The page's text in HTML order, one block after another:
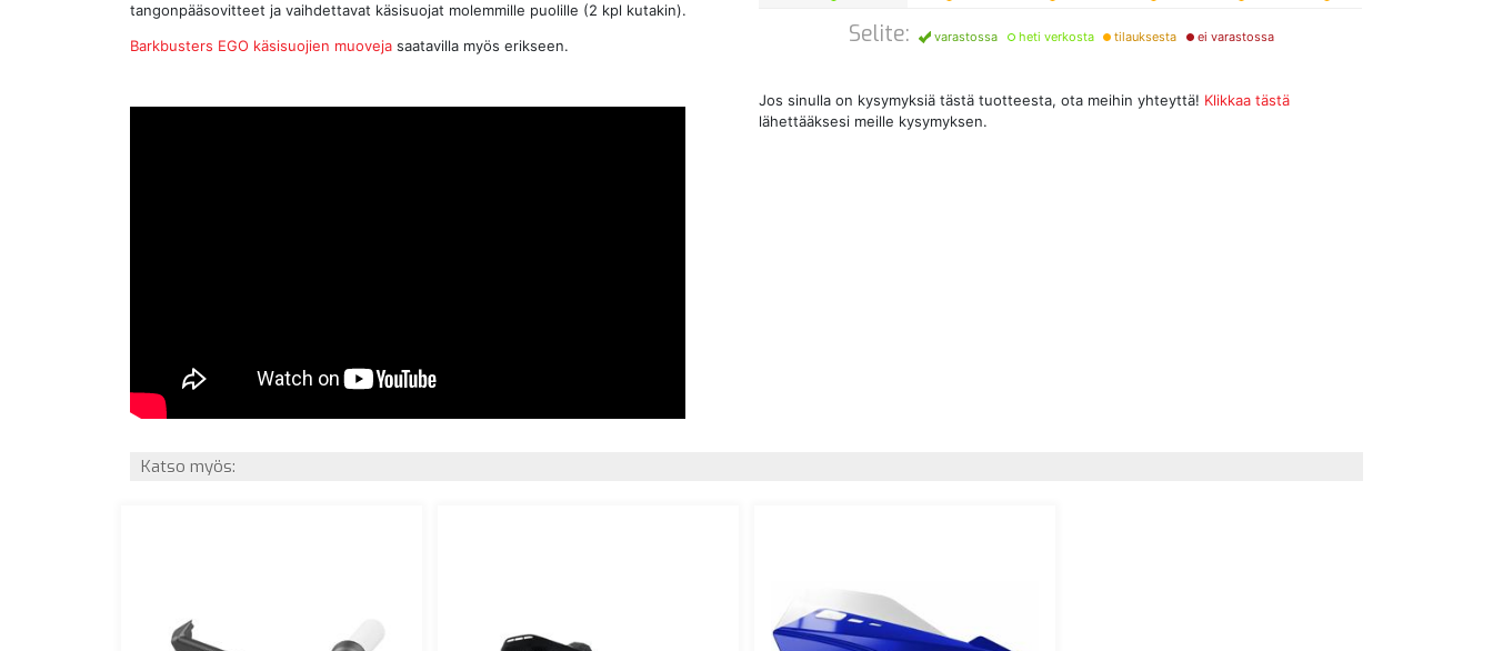
Selite: varastossa heti verkosta tilauksesta ei varastossa
Jos sinulla on kysymyksiä tästä tuotteesta, ota meihin yhteyttä! Klikkaa tästä
lähettääksesi meille kysymyksen.
tangonpääsovitteet ja vaihdettavat käsisuojat molemmille puolille (2 kpl kutakin).
Barkbusters EGO käsisuojien muoveja saatavilla myös erikseen.
Katso myös: